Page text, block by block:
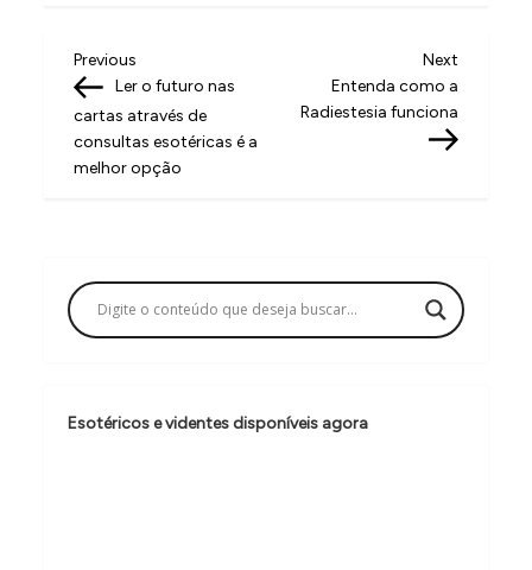
N
a
v
e
ç
ã
d
Previous
Post
Previous
Ler o futuro nas
cartas através de
consultas esotéricas é a
melhor opção
Next
Post
Next
Entenda como a
Radiestesia funciona
Esotéricos e videntes disponíveis agora